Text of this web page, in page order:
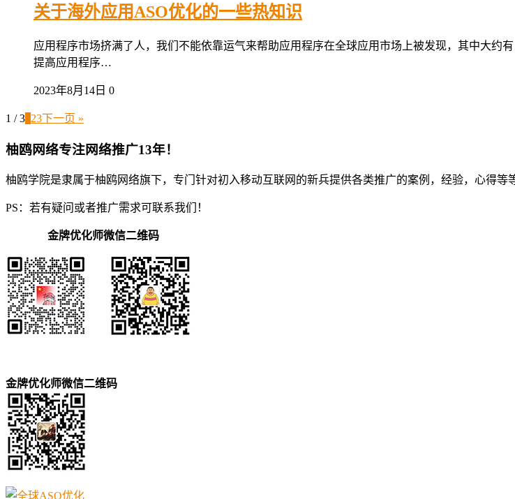
关于海外应用ASO优化的一些热知识
应用程序市场挤满了人，我们不能依靠运气来帮助应用程序在全球应用市场上被发现，其中大约
提高应用程序…
2023年8月14日 0
1 / 3 23下一页 »
柚鸥网络专注网络推广13年！
柚鸥学院是隶属于柚鸥网络旗下，专门针对初入移动互联网的新兵提供各类推广的案例，经验，心得等
PS：若有疑问或者推广需求可联系我们！
金牌优化师微信二维码
金牌优化师微信二维码